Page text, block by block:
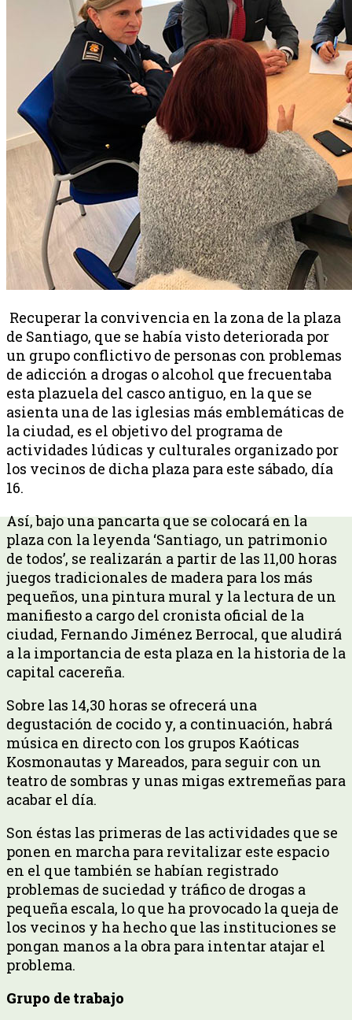
Recuperar la convivencia en la zona de la plaza
de Santiago, que se había visto deteriorada por
un grupo conflictivo de personas con problemas
de adicción a drogas o alcohol que frecuentaba
esta plazuela del casco antiguo, en la que se
asienta una de las iglesias más emblemáticas de
la ciudad, es el objetivo del programa de
actividades lúdicas y culturales organizado por
los vecinos de dicha plaza para este sábado, día
16.
Así, bajo una pancarta que se colocará en la
plaza con la leyenda ‘Santiago, un patrimonio
de todos’, se realizarán a partir de las 11,00 horas
juegos tradicionales de madera para los más
pequeños, una pintura mural y la lectura de un
manifiesto a cargo del cronista oficial de la
ciudad, Fernando Jiménez Berrocal, que aludirá
a la importancia de esta plaza en la historia de la
capital cacereña.
Sobre las 14,30 horas se ofrecerá una
degustación de cocido y, a continuación, habrá
música en directo con los grupos Kaóticas
Kosmonautas y Mareados, para seguir con un
teatro de sombras y unas migas extremeñas para
acabar el día.
Son éstas las primeras de las actividades que se
ponen en marcha para revitalizar este espacio
en el que también se habían registrado
problemas de suciedad y tráfico de drogas a
pequeña escala, lo que ha provocado la queja de
los vecinos y ha hecho que las instituciones se
pongan manos a la obra para intentar atajar el
problema.
Grupo de trabajo